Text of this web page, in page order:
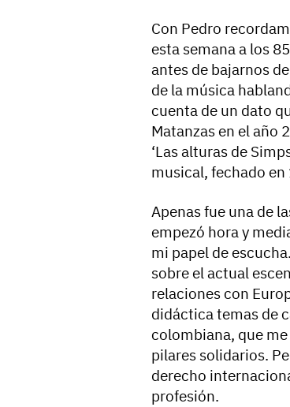
Con Pedro
esta semana a los
antes de bajarnos
de la música
cuenta de un dato
Matanzas en el año
‘Las alturas de
musical, fechado en
Apenas fue una de
empezó hora y
mi papel de
sobre el actual
relaciones con
didáctica temas de
colombiana, que
pilares solidarios.
derecho
profesión.